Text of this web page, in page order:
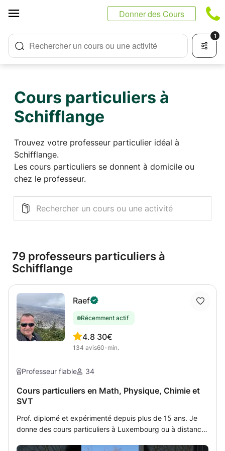
Donner des Cours
Rechercher un cours ou une activité
1
Cours particuliers à
Schifflange
Trouvez votre professeur particulier idéal à
Schifflange.
Les cours particuliers se donnent à domicile ou
chez le professeur.
79 professeurs particuliers à
Schifflange
Raef
Récemment actif
4.8
134 avis
30€
60-min.
Professeur fiable 34
Cours particuliers en Math, Physique, Chimie et
SVT
Prof. diplomé et expérimenté depuis plus de 15 ans. Je
donne des cours particuliers à Luxembourg ou à distance